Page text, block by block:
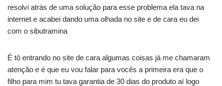
resolvi atrás de uma solução para esse problema ela tava na
internet e acabei dando uma olhada no site e de cara eu dei
com o sibutramina
É tô entrando no site de cara algumas coisas já me chamaram
atenção e é que eu vou falar para vocês a primeira era que o
filho para mim tu tava garantia de 30 dias do produto aí logo